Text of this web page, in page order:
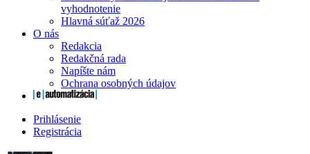
vyhodnotenie
Hlavná súťaž 2026
O nás
Redakcia
Redakčná rada
Napíšte nám
Ochrana osobných údajov
Prihlásenie
Registrácia